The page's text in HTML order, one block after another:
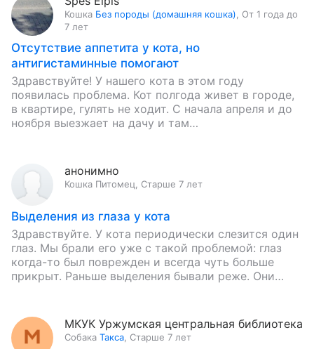
Кошка Без породы (домашняя кошка)
От 1 года до
7 лет
Отсутствие аппетита у кота, но
антигистаминные помогают
Здравствуйте! У нашего кота в этом году
появилась проблема. Кот полгода живет в городе,
в квартире, гулять не ходит. С начала апреля и до
ноября выезжает на дачу и там…
анонимно
Кошка Питомец Старше 7 лет
Выделения из глаза у кота
Здравствуйте. У кота периодически слезится один
глаз. Мы брали его уже с такой проблемой: глаз
когда-то был поврежден и всегда чуть больше
прикрыт. Раньше выделения бывали реже. Они
МКУК Уржумская центральная библиотека
Собака Такса Старше 7 лет